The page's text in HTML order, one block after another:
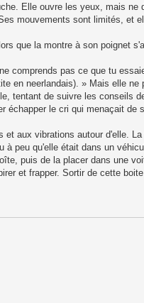
Elle ouvre les yeux, mais
mouvements sont limités, et
que la montre à son poignet
comprends pas ce que tu
en neerlandais). » Mais elle
tentant de suivre les conseils
échapper le cri qui menaçait
aux vibrations autour d'elle.
peu qu'elle était dans un
puis de la placer dans une
et frapper. Sortir de cette boite